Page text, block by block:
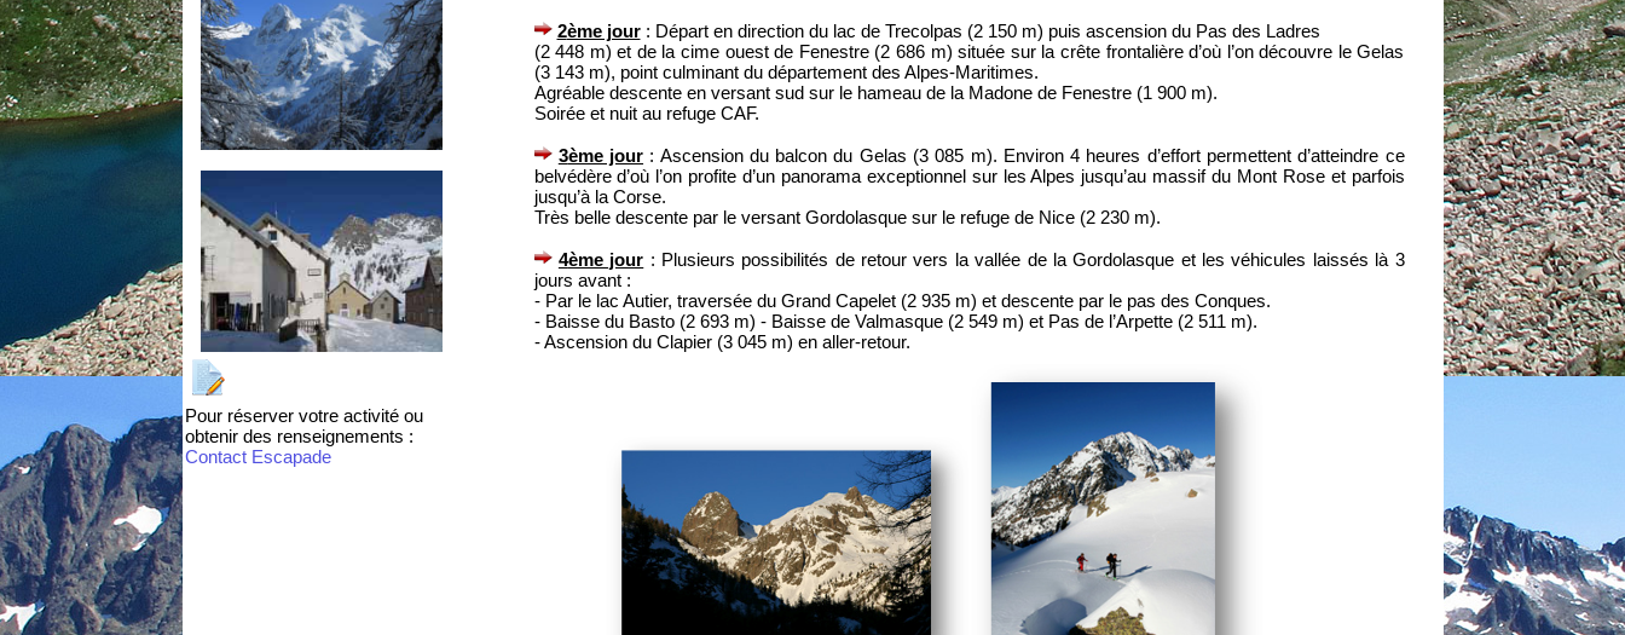
Pour réserver votre activité ou
obtenir des renseignements :
Contact Escapade
2ème jour : Départ en direction du lac de Trecolpas (2 150 m) puis ascension du Pas des Ladres
(2 448 m) et de la cime ouest de Fenestre (2 686 m) située sur la crête frontalière d’où l’on découvre le Gelas
(3 143 m), point culminant du département des Alpes-Maritimes.
Agréable descente en versant sud sur le hameau de la Madone de Fenestre (1 900 m).
Soirée et nuit au refuge CAF.
3ème jour : Ascension du balcon du Gelas (3 085 m). Environ 4 heures d’effort permettent d’atteindre ce
belvédère d’où l’on profite d’un panorama exceptionnel sur les Alpes jusqu’au massif du Mont Rose et parfois
jusqu’à la Corse.
Très belle descente par le versant Gordolasque sur le refuge de Nice (2 230 m).
4ème jour : Plusieurs possibilités de retour vers la vallée de la Gordolasque et les véhicules laissés là 3
jours avant :
- Par le lac Autier, traversée du Grand Capelet (2 935 m) et descente par le pas des Conques.
- Baisse du Basto (2 693 m) - Baisse de Valmasque (2 549 m) et Pas de l’Arpette (2 511 m).
- Ascension du Clapier (3 045 m) en aller-retour.